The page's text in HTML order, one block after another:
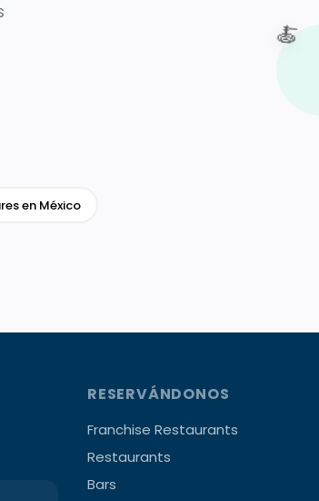
en México
🍝
RESERVÁNDONOS
Franchise Restaurants
Restaurants
Bars